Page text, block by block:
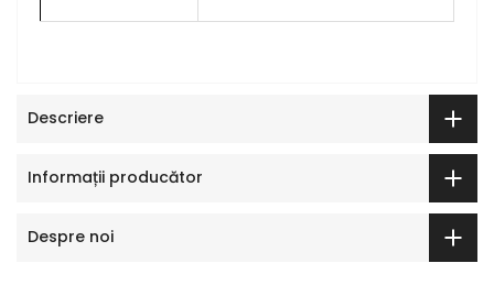
Descriere
Informații producător
Despre noi